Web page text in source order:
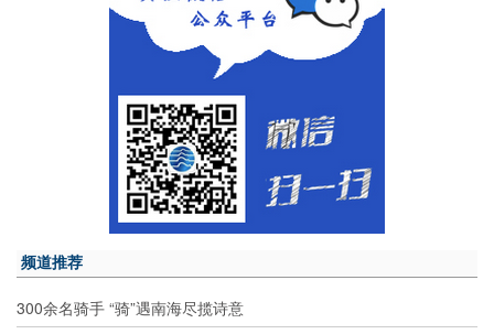
频道推荐
300余名骑手 “骑”遇南海尽揽诗意